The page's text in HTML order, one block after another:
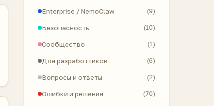
Enterprise / NemoClaw (9)
Безопасность (10)
Сообщество (1)
Для разработчиков (6)
Вопросы и ответы (2)
Ошибки и решения (70)